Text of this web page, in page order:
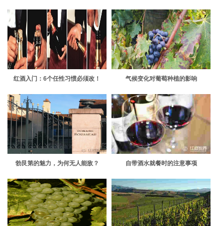
红酒入门：6个任性习惯必须改！ 气候变化对葡萄种植的影响
勃艮第的魅力，为何无人能敌？ 自带酒水就餐时的注意事项